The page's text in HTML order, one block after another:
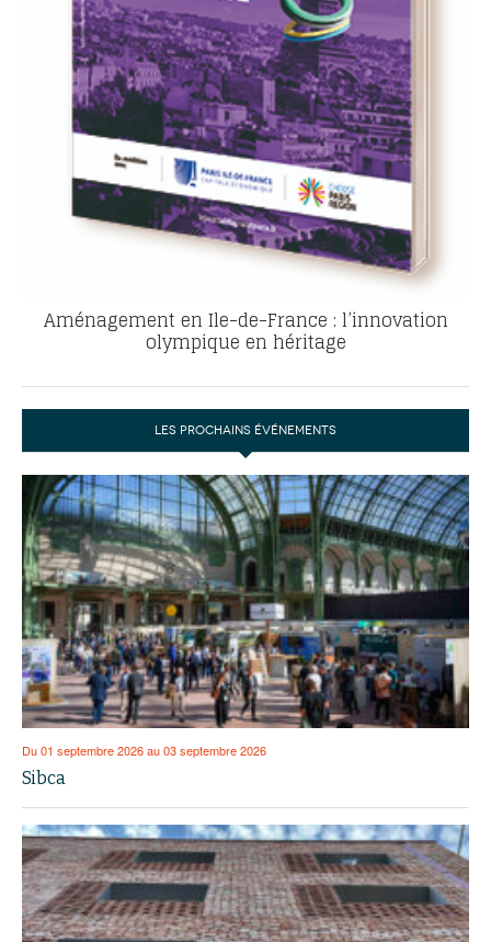
Aménagement en Ile-de-France : l’innovation
olympique en héritage
LES PROCHAINS ÉVÉNEMENTS
Du 01 septembre 2026 au 03 septembre 2026
Sibca